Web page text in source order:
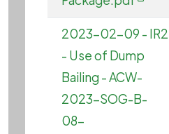
2023-02-09 - IR2
- Use of Dump
Bailing - ACW-
2023-SOG-B-
08-